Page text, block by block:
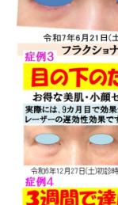
以上に小顔になれ
2025.01.07
令和７年水曜日
１月22日より水
を込めて当院一
特別キャンペー
ご体験してみてく
2025.01.06
1月16日（木）よ
しくお願いいたし